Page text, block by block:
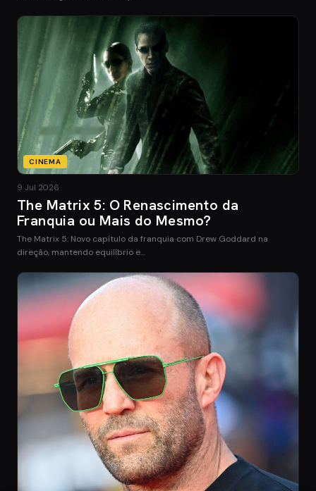
CINEMA
9 Jul 2026
The Matrix 5: O Renascimento da
Franquia ou Mais do Mesmo?
The Matrix 5: Novo capítulo da franquia com Drew Goddard na
direção, mantendo equilíbrio e…